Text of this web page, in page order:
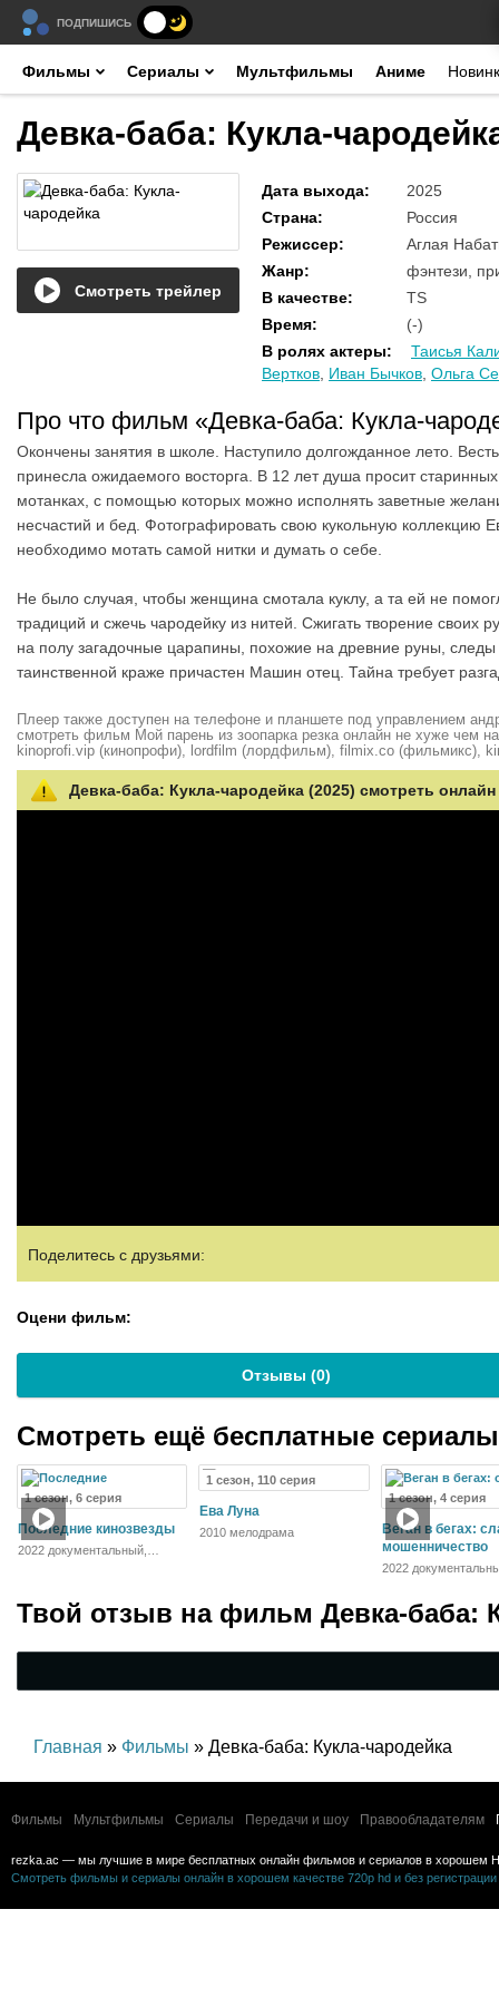
ПОДПИШИСЬ
Фильмы Сериалы Мультфильмы Аниме
Девка-баба: Кукла-
Смотреть трейлер
Дата выхода:
2025
Страна:
Россия
Режиссер:
Аглая
Жанр:
фэнтези,
В качестве:
TS
Время:
(-)
В ролях актеры:
Таисья
Вертков Иван Бычков Ольга
Про что фильм «Девка-баба: Кукла-
Окончены занятия в школе. Наступило долгожданное лето.
принесла ожидаемого восторга. В 12 лет душа просит
мотанках, с помощью которых можно исполнять заветные
несчастий и бед. Фотографировать свою кукольную коллекцию
необходимо мотать самой нитки и думать о себе.
Не было случая, чтобы женщина смотала куклу, а та ей не
традиций и сжечь чародейку из нитей. Сжигать творение своих
на полу загадочные царапины, похожие на древние руны,
таинственной краже причастен Машин отец. Тайна требует
Плеер также доступен на телефоне и планшете под управлением
смотреть фильм Мой парень из зоопарка резка онлайн не хуже чем
kinoprofi.vip (кинопрофи), lordfilm (лордфильм), filmix.co (фильмикс),
Девка-баба: Кукла-чародейка (2025) смотреть онлайн
Поделитесь с друзьями:
Оцени фильм:
Отзывы (0)
Смотреть ещё бесплатные
1 сезон, 6 серия
Последние кинозвезды
2022 документальный,
1 сезон, 110 серия
Ева Луна
2010 мелодрама
1 сезон, 4 серия
Веган в бегах:
мошенничество
2022
Твой отзыв на фильм Девка-баба:
Главная » Фильмы » Девка-баба: Кукла-чародейка
Фильмы Мультфильмы Сериалы Передачи и шоу Правообладателям
rezka.ac — мы лучшие в мире бесплатных онлайн фильмов и сериалов в хорошем
Смотреть фильмы и сериалы онлайн в хорошем качестве 720p hd и без